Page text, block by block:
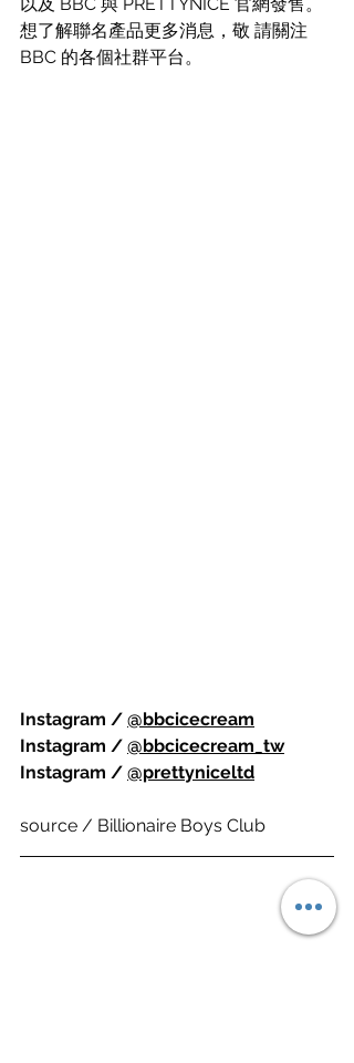
想了解聯名產品更多消息，敬 請關注
BBC 的各個社群平台。
Instagram / @bbcicecream
Instagram / @bbcicecream_tw
Instagram / @prettyniceltd
source / Billionaire Boys Club